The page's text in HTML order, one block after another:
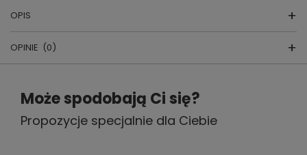
OPIS
BLEZER DAMSKI GRETA
producent: ByShelly
OPINIE (0)
Napisz swoją opinię
Twoja ocena:
Może spodobają Ci się?
Propozycje specjalnie dla Ciebie